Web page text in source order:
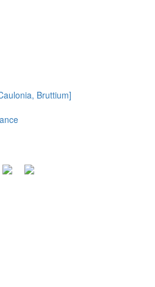
Bruttium]